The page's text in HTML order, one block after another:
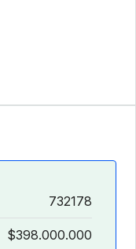
732178
$398.000.000